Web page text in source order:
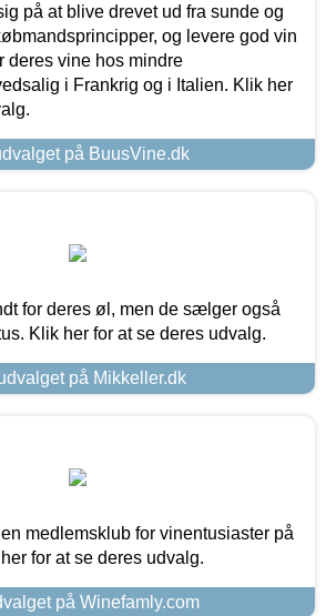
på at blive drevet ud fra sunde og
og levere god vin
deres vine hos mindre
i Frankrig og i Italien. Klik her
på BuusVine.dk
for deres øl, men de sælger også
Klik her for at se deres udvalg.
på Mikkeller.dk
medlemsklub for vinentusiaster på
for at se deres udvalg.
på Winefamly.com